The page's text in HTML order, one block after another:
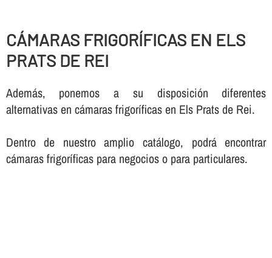
CÁMARAS FRIGORÍ­FICAS EN ELS
PRATS DE REI
Además, ponemos a su disposición diferentes
alternativas en cámaras frigorí­ficas en Els Prats de Rei.
Dentro de nuestro amplio catálogo, podrá encontrar
cámaras frigorí­ficas para negocios o para particulares.